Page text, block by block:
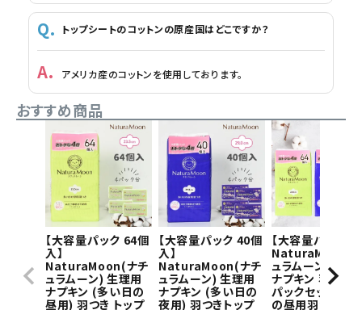
トップシートのコットンの原産国はどこですか？
アメリカ産のコットンを使用しております。
おすすめ商品
【大容量パック 64個
入】
NaturaMoon(ナチ
ュラムーン) 生理用
ナプキン (多い日の
昼用) 羽つき トップ
【大容量パック 40個
入】
NaturaMoon(ナチ
ュラムーン) 生理用
ナプキン (多い日の
夜用) 羽つきトップ
【大容量パック】
NaturaMoon(
ュラムーン) 生理
ナプキン 羽つき
パックセット(多
の昼用羽つき1パ